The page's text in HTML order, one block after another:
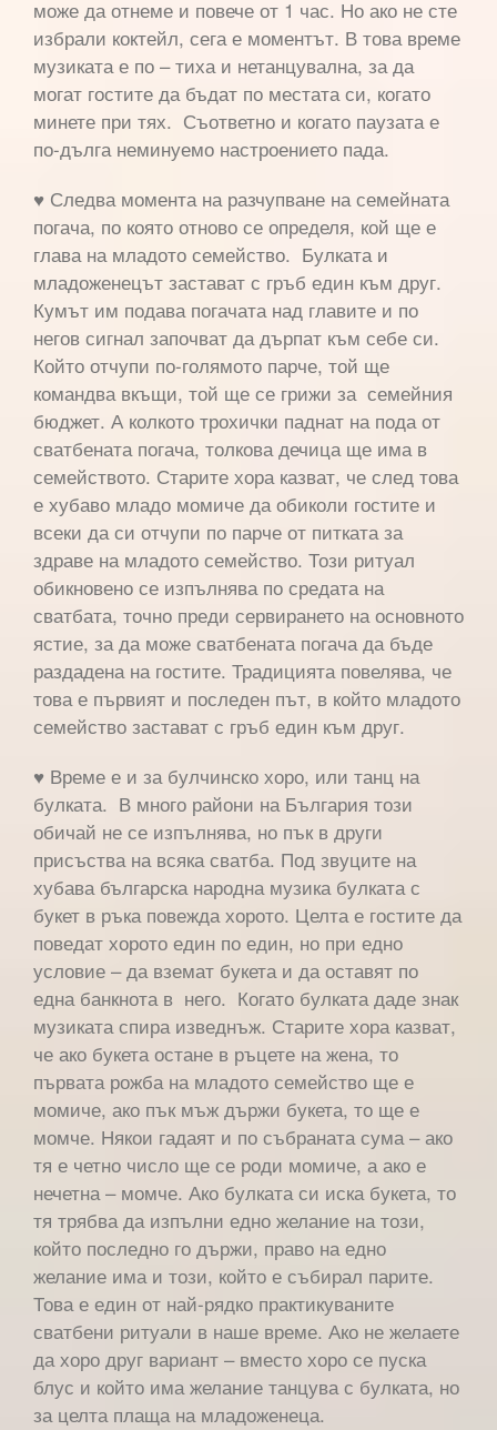
може да отнеме и повече от 1 час. Но ако не сте
избрали коктейл, сега е моментът. В това време
музиката е по – тиха и нетанцувална, за да
могат гостите да бъдат по местата си, когато
минете при тях. Съответно и когато паузата е
по-дълга неминуемо настроението пада.
♥ Следва момента на разчупване на семейната
погача, по която отново се определя, кой ще е
глава на младото семейство. Булката и
младоженецът застават с гръб един към друг.
Кумът им подава погачата над главите и по
негов сигнал започват да дърпат към себе си.
Който отчупи по-голямото парче, той ще
командва вкъщи, той ще се грижи за семейния
бюджет. А колкото трохички паднат на пода от
сватбената погача, толкова дечица ще има в
семейството. Старите хора казват, че след това
е хубаво младо момиче да обиколи гостите и
всеки да си отчупи по парче от питката за
здраве на младото семейство. Този ритуал
обикновено се изпълнява по средата на
сватбата, точно преди сервирането на основното
ястие, за да може сватбената погача да бъде
раздадена на гостите. Традицията повелява, че
това е първият и последен път, в който младото
семейство застават с гръб един към друг.
♥ Време е и за булчинско хоро, или танц на
булката. В много райони на България този
обичай не се изпълнява, но пък в други
присъства на всяка сватба. Под звуците на
хубава българска народна музика булката с
букет в ръка повежда хорото. Целта е гостите да
поведат хорото един по един, но при едно
условие – да вземат букета и да оставят по
една банкнота в него. Когато булката даде знак
музиката спира изведнъж. Старите хора казват,
че ако букета остане в ръцете на жена, то
първата рожба на младото семейство ще е
момиче, ако пък мъж държи букета, то ще е
момче. Някои гадаят и по събраната сума – ако
тя е четно число ще се роди момиче, а ако е
нечетна – момче. Ако булката си иска букета, то
тя трябва да изпълни едно желание на този,
който последно го държи, право на едно
желание има и този, който е събирал парите.
Това е един от най-рядко практикуваните
сватбени ритуали в наше време. Ако не желаете
да хоро друг вариант – вместо хоро се пуска
блус и който има желание танцува с булката, но
за целта плаща на младоженеца.